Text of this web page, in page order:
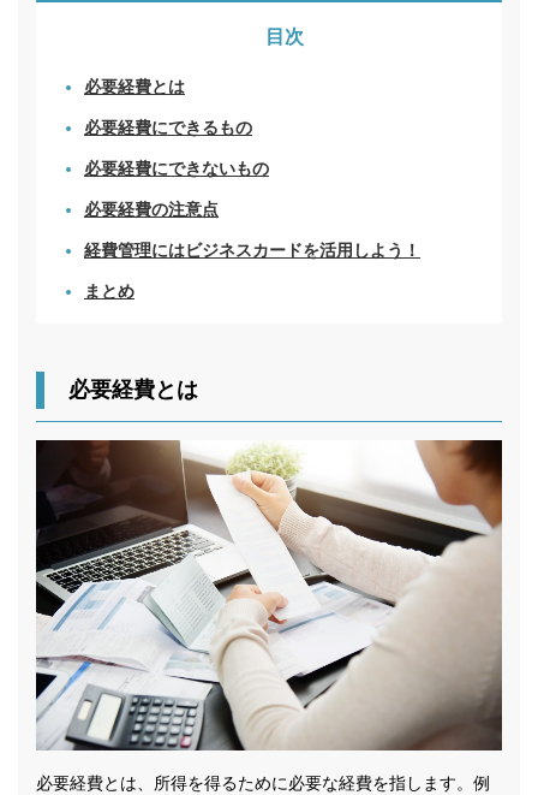
目次
必要経費とは
必要経費にできるもの
必要経費にできないもの
必要経費の注意点
経費管理にはビジネスカードを活用しよう！
まとめ
必要経費とは
必要経費とは、所得を得るために必要な経費を指します。例